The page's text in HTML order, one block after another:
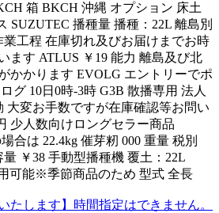
箱 BKCH 沖縄 オプション 床土
SUZUTEC 播種量 播種：22L 離島別
工程 在庫切れ及びお届けまでお時
ます ATLUS ￥19 能力 離島及び北
かかります EVOLG エントリーでポ
グ 10日0時-3時 G3B 散播専用 法人
変お手数ですが在庫確認等お問い
少人数向けロングセラー商品
合は 22.4kg 催芽籾 000 重量 税別
￥38 手動型播種機 覆土：22L
可能※季節商品のため 型式 全長
たします】時間指定はできません。